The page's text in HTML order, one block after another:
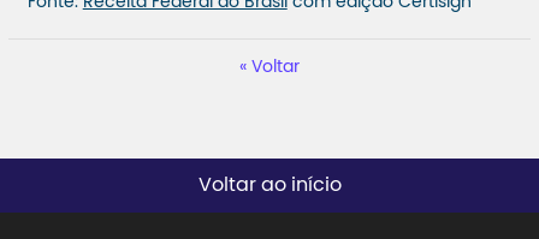
Voltar
Voltar ao início